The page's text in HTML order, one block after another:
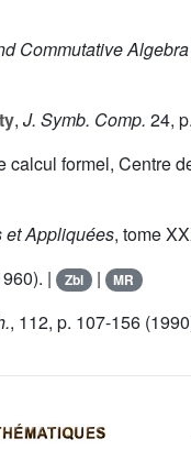
Commutative
, J. Symb. Comp. 24,
calcul formel, Centre
et Appliquées, tome
| Zbl | MR
, 112, p. 107-156